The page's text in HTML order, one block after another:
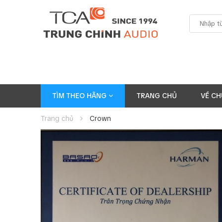
TÌM THEO HÃNG TRANG CHỦ VỀ
Trang chủ Crown